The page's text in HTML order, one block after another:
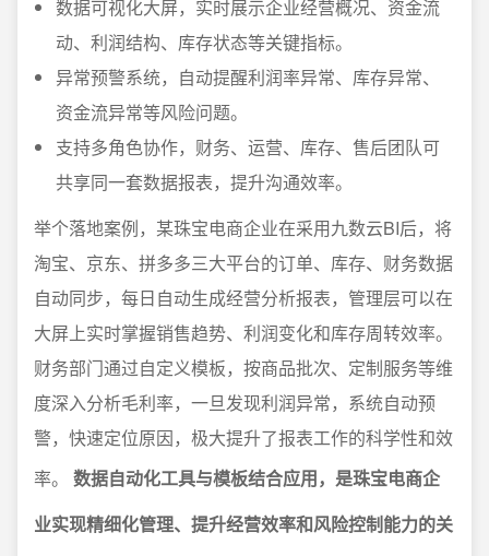
数据可视化大屏，实时展示企业经营概况、资金流
动、利润结构、库存状态等关键指标。
异常预警系统，自动提醒利润率异常、库存异常、
资金流异常等风险问题。
支持多角色协作，财务、运营、库存、售后团队可
共享同一套数据报表，提升沟通效率。
举个落地案例，某珠宝电商企业在采用九数云BI后，将
淘宝、京东、拼多多三大平台的订单、库存、财务数据
自动同步，每日自动生成经营分析报表，管理层可以在
大屏上实时掌握销售趋势、利润变化和库存周转效率。
财务部门通过自定义模板，按商品批次、定制服务等维
度深入分析毛利率，一旦发现利润异常，系统自动预
警，快速定位原因，极大提升了报表工作的科学性和效
率。 数据自动化工具与模板结合应用，是珠宝电商企
业实现精细化管理、提升经营效率和风险控制能力的关